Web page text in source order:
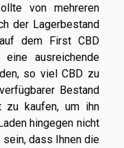
von mehreren
der Lagerbestand
dem First CBD
ausreichende
so viel CBD zu
Bestand
zu kaufen, um ihn
hingegen nicht
dass Ihnen die